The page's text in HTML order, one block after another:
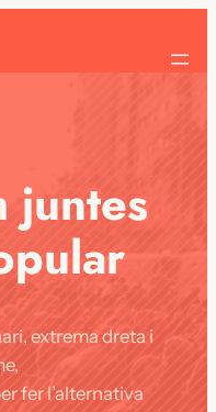
juntes
extrema dreta i
fer l’alternativa